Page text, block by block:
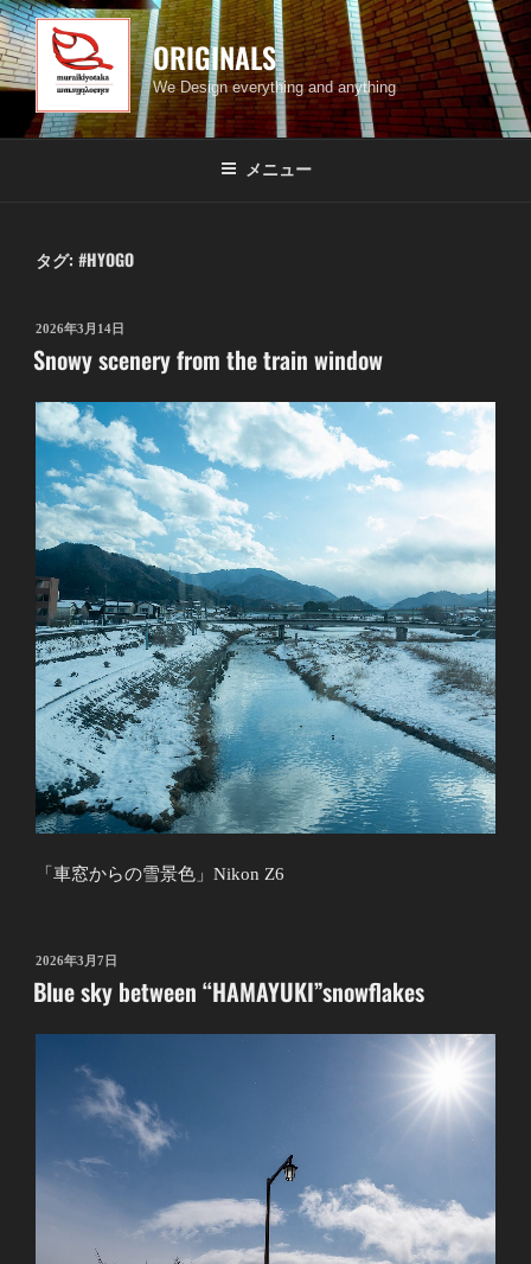
コ
ン
テ
ン
ORIGINALS
We Design everything and anything
メニュー
タグ: #HYOGO
投
稿
日:
2026年3月14日
Snowy scenery from the train window
「車窓からの雪景色」Nikon Z6
投
稿
日:
2026年3月7日
Blue sky between “HAMAYUKI”snowflakes